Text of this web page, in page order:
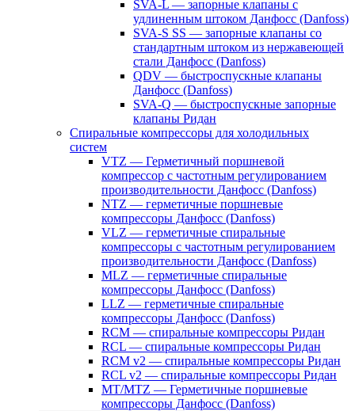
SVA-L — запорные клапаны с
удлиненным штоком Данфосс (Danfoss)
SVA-S SS — запорные клапаны со
стандартным штоком из нержавеющей
стали Данфосс (Danfoss)
QDV — быстроспускные клапаны
Данфосс (Danfoss)
SVA-Q — быстроспускные запорные
клапаны Ридан
Спиральные компрессоры для холодильных
систем
VTZ — Герметичный поршневой
компрессор с частотным регулированием
производительности Данфосс (Danfoss)
NTZ — герметичные поршневые
компрессоры Данфосс (Danfoss)
VLZ — герметичные спиральные
компрессоры с частотным регулированием
производительности Данфосс (Danfoss)
MLZ — герметичные спиральные
компрессоры Данфосс (Danfoss)
LLZ — герметичные спиральные
компрессоры Данфосс (Danfoss)
RCM — спиральные компрессоры Ридан
RCL — спиральные компрессоры Ридан
RCM v2 — спиральные компрессоры Ридан
RCL v2 — спиральные компрессоры Ридан
MT/MTZ — Герметичные поршневые
компрессоры Данфосс (Danfoss)